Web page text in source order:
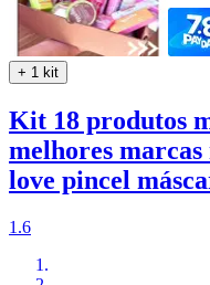
+ 1 kit
Kit 18 produtos
melhores
love pincel
1.6